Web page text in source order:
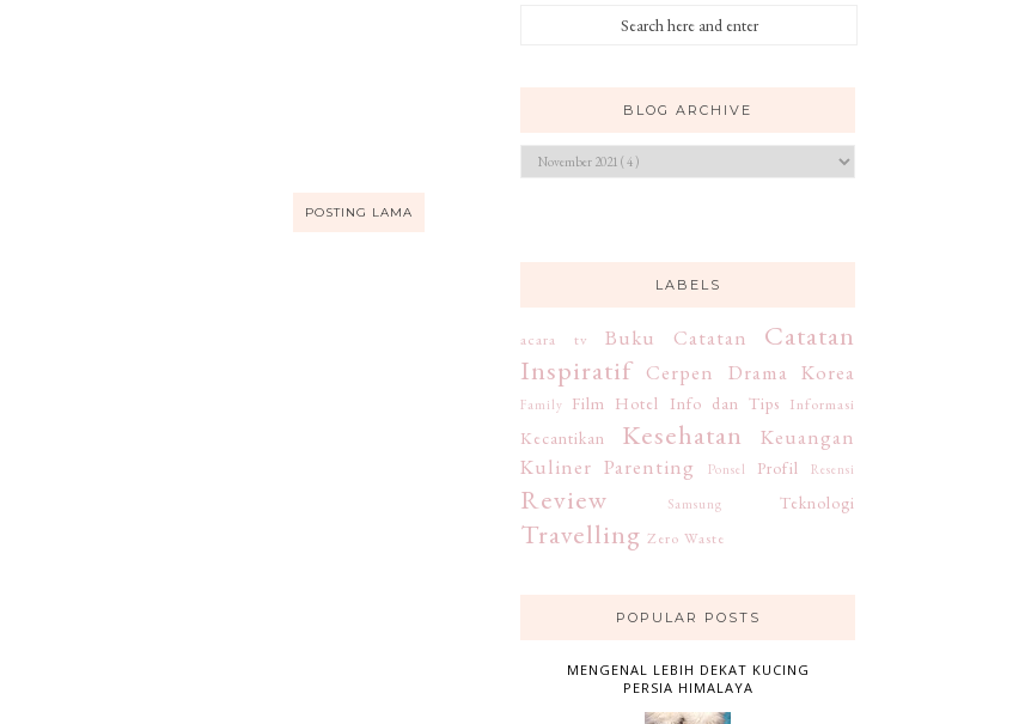
POSTING LAMA
BLOG ARCHIVE
LABELS
acara tv Buku Catatan
Catatan
Inspiratif Cerpen Drama Korea
Family Film Hotel Info dan Tips Informasi
Kecantikan Kesehatan
Keuangan
Kuliner Parenting Ponsel Profil Resensi
Review Samsung Teknologi
Travelling Zero Waste
POPULAR POSTS
MENGENAL LEBIH DEKAT KUCING
PERSIA HIMALAYA